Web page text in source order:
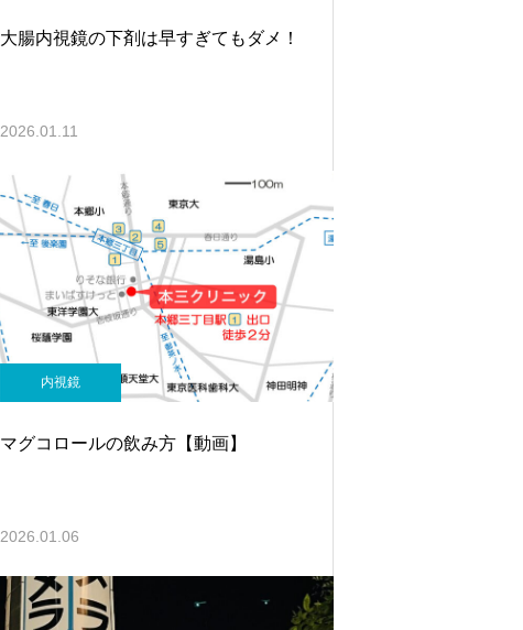
大腸内視鏡の下剤は早すぎてもダメ！
2026.01.11
内視鏡
マグコロールの飲み方【動画】
2026.01.06